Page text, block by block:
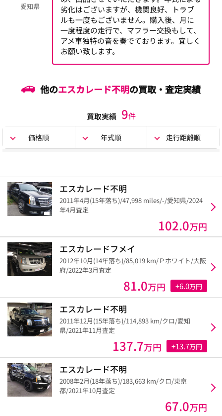
愛知県
劣化はございますが、機関良好、トラブ
ルも一度もございません。購入後、月に
一度程度の走行で、マフラー交換もして、
アメ車独特の音を奏でております。宜しく
お願い致します。
他のエスカレード不明の買取・査定実績
買取実績 9件
価格順 年式順 走行距離順
エスカレード不明
2011年4月(15年落ち)/47,998 miles/-/愛知県/2024
年4月査定
102.0万円
エスカレードフメイ
2012年10月(14年落ち)/85,019 km/Ｐホワイト/大阪
府/2022年3月査定
81.0万円 +6.0万円
エスカレード不明
2011年12月(15年落ち)/114,893 km/クロ/愛知
県/2021年11月査定
137.7万円 +13.7万円
エスカレード不明
2008年2月(18年落ち)/183,663 km/クロ/東京
都/2021年10月査定
67.0万円